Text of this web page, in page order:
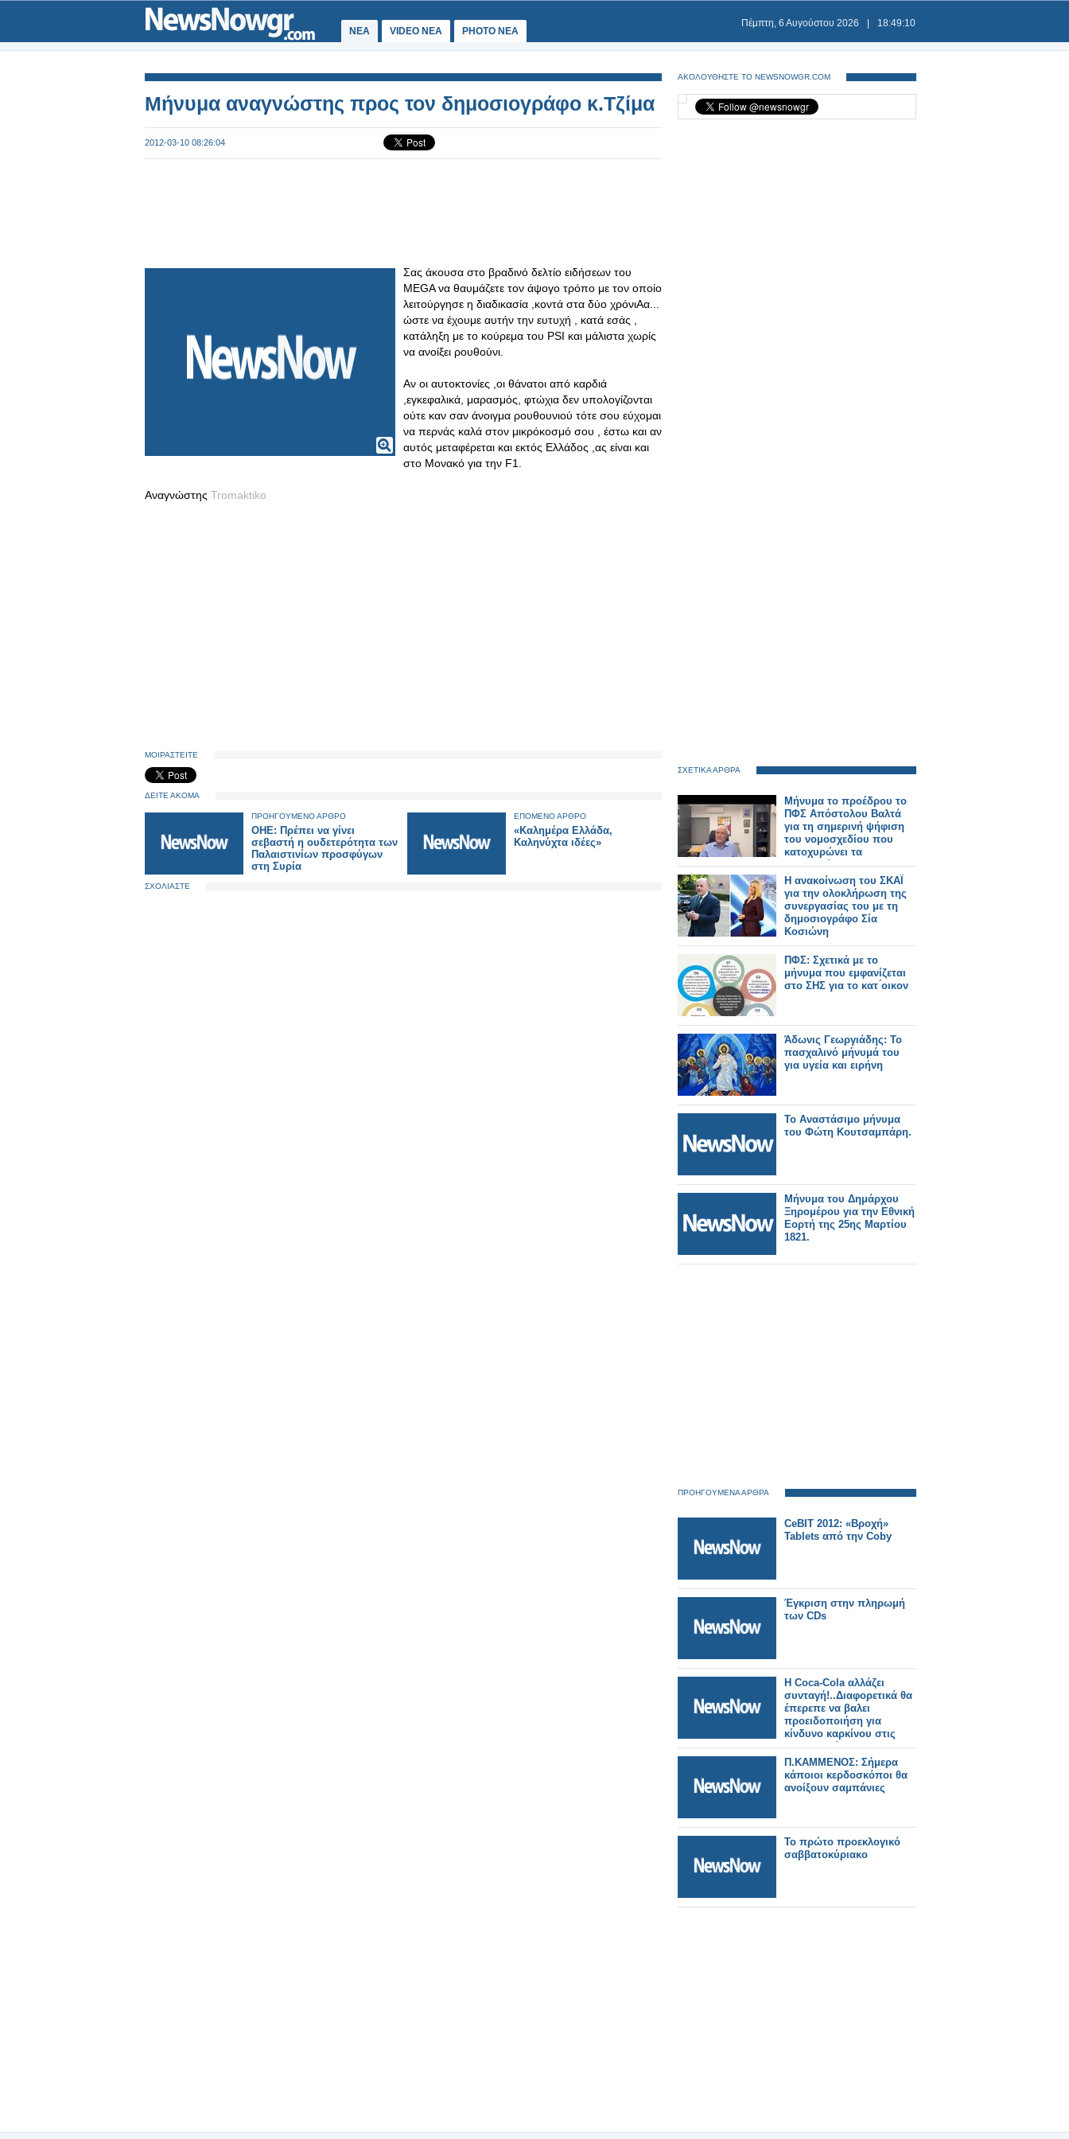
ΝΕΑ VIDEO NEA PHOTO NEA
Πέμπτη, 6 Αυγούστου 2026 18:49:10
Μήνυμα αναγνώστης προς τον δημοσιογράφο κ.Τζίμα
2012-03-10 08:26:04
Σας άκουσα στο βραδινό δελτίο ειδήσεων του
MEGA να θαυμάζετε τον άψογο τρόπο με τον οποίο
λειτούργησε η διαδικασία ,κοντά στα δύο χρόνιAα...
ώστε να έχουμε αυτήν την ευτυχή , κατά εσάς ,
κατάληξη με το κούρεμα του PSI και μάλιστα χωρίς
να ανοίξει ρουθούνι.
Αν οι αυτοκτονίες ,οι θάνατοι από καρδιά
,εγκεφαλικά, μαρασμός, φτώχια δεν υπολογίζονται
ούτε καν σαν άνοιγμα ρουθουνιού τότε σου εύχομαι
να περνάς καλά στον μικρόκοσμό σου , έστω και αν
αυτός μεταφέρεται και εκτός Ελλάδος ,ας είναι και
στο Μονακό για την F1.
Αναγνώστης Tromaktiko
ΜΟΙΡΑΣΤΕΙΤΕ
ΔΕΙΤΕ ΑΚΟΜΑ
ΠΡΟΗΓΟΥΜΕΝΟ ΑΡΘΡΟ
ΟΗΕ: Πρέπει να γίνει
σεβαστή η ουδετερότητα των
Παλαιστινίων προσφύγων
στη Συρία
ΕΠΟΜΕΝΟ ΑΡΘΡΟ
«Καλημέρα Ελλάδα,
Καληνύχτα ιδέες»
ΣΧΟΛΙΑΣΤΕ
ΑΚΟΛΟΥΘΗΣΤΕ ΤΟ NEWSNOWGR.COM
ΣΧΕΤΙΚΑ ΑΡΘΡΑ
Μήνυμα το προέδρου το
ΠΦΣ Απόστολου Βαλτά
για τη σημερινή ψήφιση
του νομοσχεδίου που
κατοχυρώνει τα
φαρμακεία μας
Η ανακοίνωση του ΣΚΑΪ
για την ολοκλήρωση της
συνεργασίας του με τη
δημοσιογράφο Σία
Κοσιώνη
ΠΦΣ: Σχετικά με το
μήνυμα που εμφανίζεται
στο ΣΗΣ για το κατ ́οικον
Άδωνις Γεωργιάδης: Το
πασχαλινό μήνυμά του
για υγεία και ειρήνη
Το Αναστάσιμο μήνυμα
του Φώτη Κουτσαμπάρη.
Μήνυμα του Δημάρχου
Ξηρομέρου για την Εθνική
Εορτή της 25ης Μαρτίου
1821.
ΠΡΟΗΓΟΥΜΕΝΑ ΑΡΘΡΑ
CeBIT 2012: «Bροχή»
Tablets από την Coby
Έγκριση στην πληρωμή
των CDs
H Coca-Cola αλλάζει
συνταγή!..Διαφορετικά θα
έπερεπε να βαλει
προειδοποιήση για
κίνδυνο καρκίνου στις
συσκευασίες της.
Π.ΚΑΜΜΕΝΟΣ: Σήμερα
κάποιοι κερδοσκόποι θα
ανοίξουν σαμπάνιες
Το πρώτο προεκλογικό
σαββατοκύριακο